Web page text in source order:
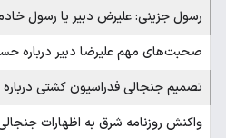
رسول جزینی: علیرض دبیر یا رسول
صحبت‌های مهم علیرضا دبیر درباره
تصمیم جنجالی فدراسیون کشتی
واکنش روزنامه شرق به اظهارات